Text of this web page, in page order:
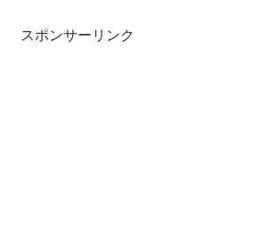
スポンサーリンク